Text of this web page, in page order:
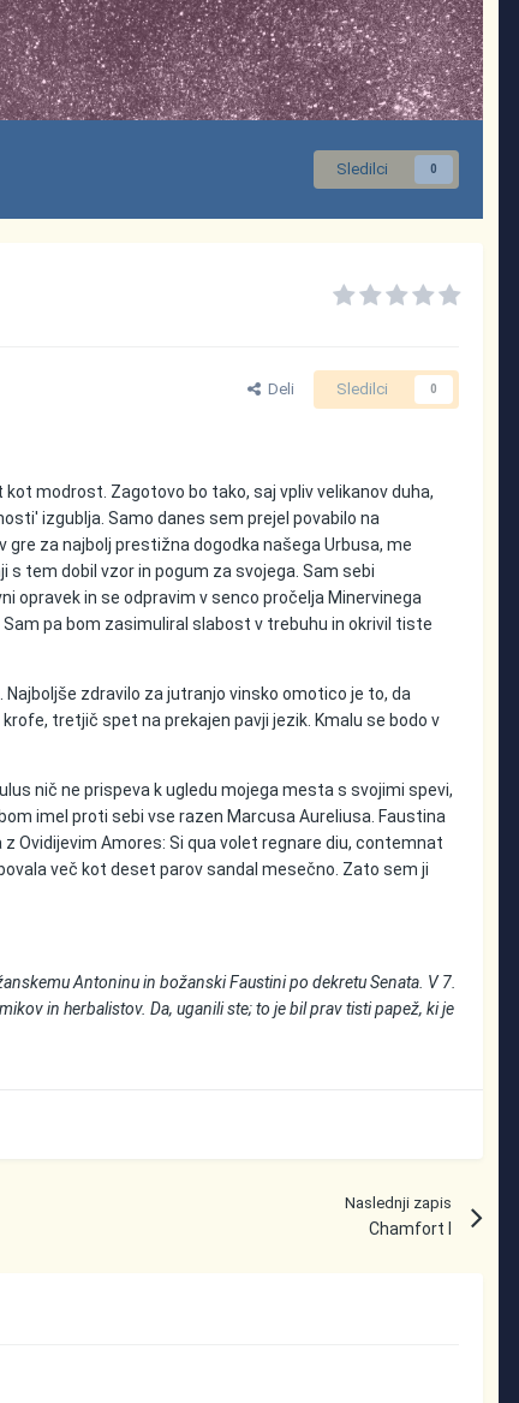
Sledilci 0
Deli Sledilci 0
modrost. Zagotovo bo tako, saj vpliv velikanov duha,
izgublja. Samo danes sem prejel povabilo na
gre za najbolj prestižna dogodka našega Urbusa, me
tem dobil vzor in pogum za svojega. Sam sebi
opravek in se odpravim v senco pročelja Minervinega
pa bom zasimuliral slabost v trebuhu in okrivil tiste
zdravilo za jutranjo vinsko omotico je to, da
tretjič spet na prekajen pavji jezik. Kmalu se bodo v
nič ne prispeva k ugledu mojega mesta s svojimi spevi,
imel proti sebi vse razen Marcusa Aureliusa. Faustina
Ovidijevim Amores: Si qua volet regnare diu, contemnat
več kot deset parov sandal mesečno. Zato sem ji
Antoninu in božanski Faustini po dekretu Senata. V 7.
in herbalistov. Da, uganili ste; to je bil prav tisti papež, ki je
Naslednji zapis
Chamfort I